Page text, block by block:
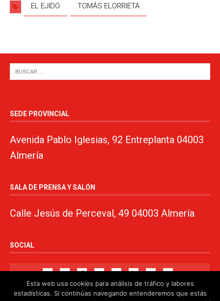
EL EJIDO TOMÁS ELORRIETA
SEDE PROVINCIAL
Avenida Pablo Iglesias, 92 Entreplanta 04003
Almería
SALA DE PRENSA Y SALÓN
Calle Jesús de Perceval, 49 04003 Almería
SOCIAL
Esta web usa cookies para análisis de tráfico y labores
estadísticas. Si continúas navegando entenderemos que estás